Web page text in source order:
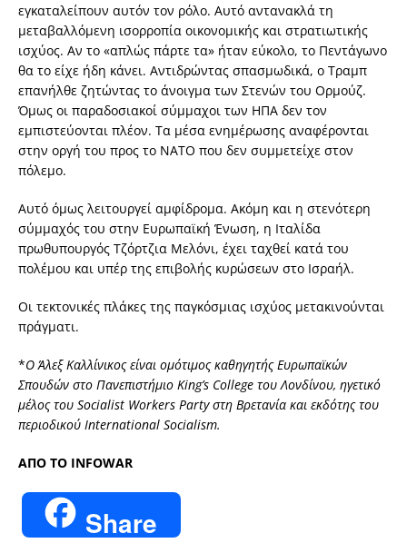
εγκαταλείπουν αυτόν τον ρόλο. Αυτό αντανακλά τη
μεταβαλλόμενη ισορροπία οικονομικής και στρατιωτικής
ισχύος. Αν το «απλώς πάρτε τα» ήταν εύκολο, το Πεντάγωνο
θα το είχε ήδη κάνει. Αντιδρώντας σπασμωδικά, ο Τραμπ
επανήλθε ζητώντας το άνοιγμα των Στενών του Ορμούζ.
Όμως οι παραδοσιακοί σύμμαχοι των ΗΠΑ δεν τον
εμπιστεύονται πλέον. Τα μέσα ενημέρωσης αναφέρονται
στην οργή του προς το ΝΑΤΟ που δεν συμμετείχε στον
πόλεμο.
Αυτό όμως λειτουργεί αμφίδρομα. Ακόμη και η στενότερη
σύμμαχός του στην Ευρωπαϊκή Ένωση, η Ιταλίδα
πρωθυπουργός Τζόρτζια Μελόνι, έχει ταχθεί κατά του
πολέμου και υπέρ της επιβολής κυρώσεων στο Ισραήλ.
Οι τεκτονικές πλάκες της παγκόσμιας ισχύος μετακινούνται
πράγματι.
*Ο Άλεξ Καλλίνικος είναι ομότιμος καθηγητής Ευρωπαϊκών
Σπουδών στο Πανεπιστήμιο King’s College του Λονδίνου, ηγετικό
μέλος του Socialist Workers Party στη Βρετανία και εκδότης του
περιοδικού International Socialism.
ΑΠΟ ΤΟ INFOWAR
Share